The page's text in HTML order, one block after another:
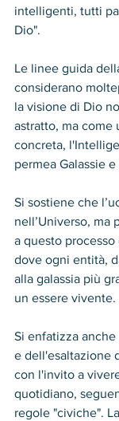
intelligenti, tutti
Dio".
Le linee guida
considerano
la visione di Dio
astratto, ma come
concreta,
permea Galassie
Si sostiene che
nell’Universo, ma
a questo
dove ogni entità,
alla galassia più
un essere vivente.
Si enfatizza
e dell'esaltazione
con l'invito a
quotidiano,
regole "civiche".